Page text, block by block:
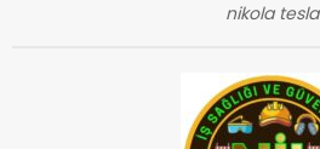
nikola tesla